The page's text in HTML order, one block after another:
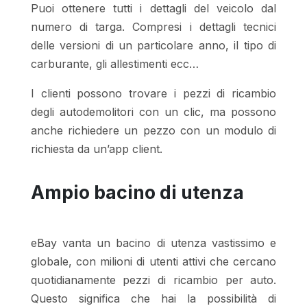
Puoi ottenere tutti i dettagli del veicolo dal
numero di targa. Compresi i dettagli tecnici
delle versioni di un particolare anno, il tipo di
carburante, gli allestimenti ecc…
I clienti possono trovare i pezzi di ricambio
degli autodemolitori con un clic, ma possono
anche richiedere un pezzo con un modulo di
richiesta da un’app client.
Ampio bacino di utenza
eBay vanta un bacino di utenza vastissimo e
globale, con milioni di utenti attivi che cercano
quotidianamente pezzi di ricambio per auto.
Questo significa che hai la possibilità di